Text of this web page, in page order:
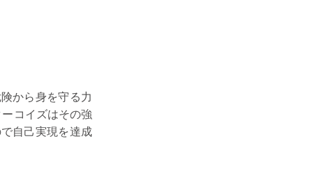
から身を守る力
コイズはその強
自己実現を達成